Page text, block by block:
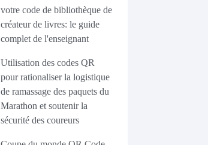
votre code de bibliothèque de
créateur de livres: le guide
complet de l'enseignant
Utilisation des codes QR
pour rationaliser la logistique
de ramassage des paquets du
Marathon et soutenir la
sécurité des coureurs